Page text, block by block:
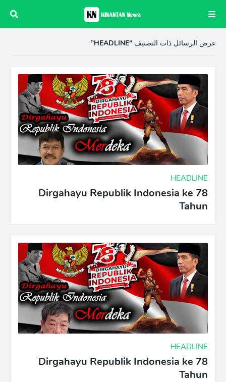
عرض الرسائل ذات التصنيف HEADLINE
HEADLINE
Dirgahayu Republik Indonesia ke 78
Tahun
HEADLINE
Dirgahayu Republik Indonesia ke 78
Tahun